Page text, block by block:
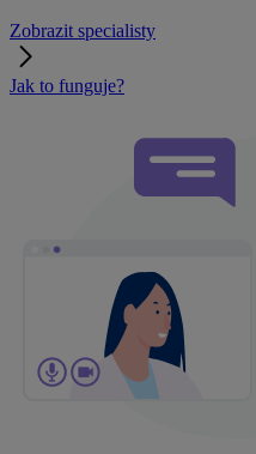
Zobrazit specialisty
Jak to funguje?